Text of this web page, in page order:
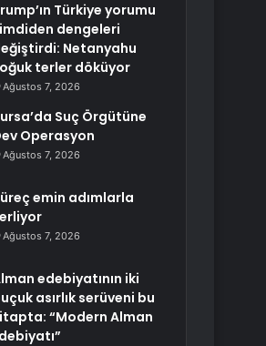
Türkiye yorumu
dengeleri
Netanyahu
terler döküyor
Ağustos 7, 2026
Suç Örgütüne
Operasyon
Ağustos 7, 2026
emin adımlarla
Ağustos 7, 2026
edebiyatının iki
asırlık serüveni bu
“Modern Alman